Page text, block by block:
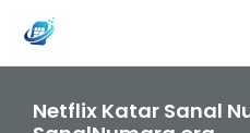
Netflix Katar Sanal